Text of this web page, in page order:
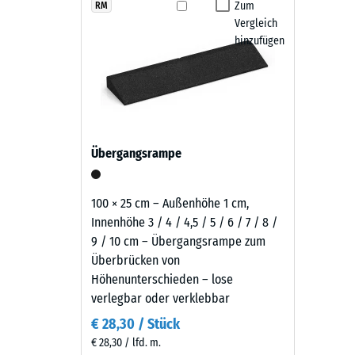
Die Fallschutzplatten sind witterungsbeständig,
Schwingungen - Lauf, Roll- und Schleifgeräusche.
Hochdruckreiniger. Bei Bedarf lassen sich einzelne
bleibt und sich langfristig wirtschaftlich nutzen lässt.
Produkten
schwarzes
Gummigranulat
Reifenverwertung
mit
einem
schiefergrau
pigmentierten
Bindemittel
gleichmäßig
umhüllt.
Farbton
zeigt
Zum
Vergleich
hinzufügen
RM
Übergangsrampe
100 × 25 cm – Außenhöhe 1 cm,
Innenhöhe 3 / 4 / 4,5 / 5 / 6 / 7 / 8 /
9 / 10 cm – Übergangsrampe zum
Überbrücken von
Höhenunterschieden – lose
verlegbar oder verklebbar
€ 28,30 / Stück
€ 28,30 / lfd. m.